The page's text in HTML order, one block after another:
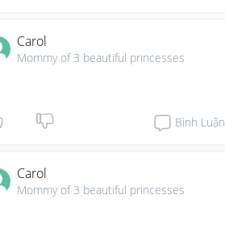
Carol
Mommy of 3 beautiful princesses
Bình Luận
Carol
Mommy of 3 beautiful princesses